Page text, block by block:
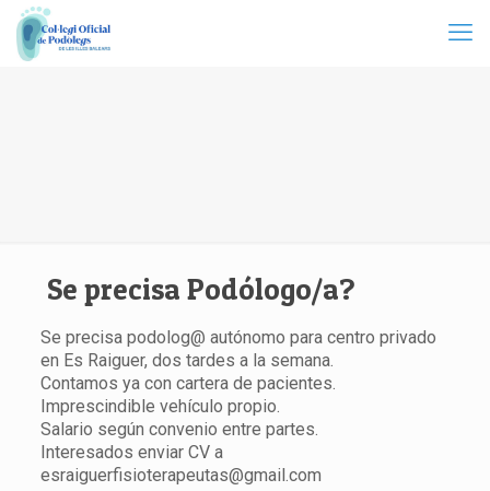
Se precisa Podólogo/a?
Se precisa podolog@ autónomo para centro privado
en Es Raiguer, dos tardes a la semana.
Contamos ya con cartera de pacientes.
Imprescindible vehículo propio.
Salario según convenio entre partes.
Interesados enviar CV a
esraiguerfisioterapeutas@gmail.com